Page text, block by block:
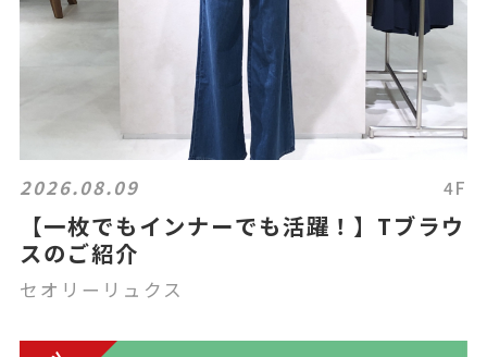
2026.08.09 4F
【一枚でもインナーでも活躍！】Tブラウ
スのご紹介
セオリーリュクス